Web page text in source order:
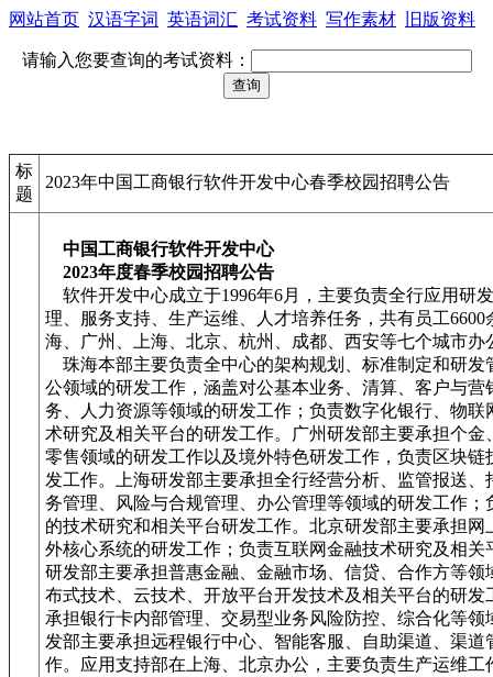
网站首页 汉语字词 英语词汇 考试资料 写作素材 旧版资料
请输入您要查询的考试资料：
标
题
2023年中国工商银行软件开发中心春季校园招聘公告
中国工商银行软件开发中心
2023年度春季校园招聘公告
软件开发中心成立于1996年6月，主要负责全行应用研
理、服务支持、生产运维、人才培养任务，共有员工6600
海、广州、上海、北京、杭州、成都、西安等七个城市办
珠海本部主要负责全中心的架构规划、标准制定和研发
公领域的研发工作，涵盖对公基本业务、清算、客户与营
务、人力资源等领域的研发工作；负责数字化银行、物联
术研究及相关平台的研发工作。广州研发部主要承担个金
零售领域的研发工作以及境外特色研发工作，负责区块链
发工作。上海研发部主要承担全行经营分析、监管报送、
务管理、风险与合规管理、办公管理等领域的研发工作；
的技术研究和相关平台研发工作。北京研发部主要承担网
外核心系统的研发工作；负责互联网金融技术研究及相关
研发部主要承担普惠金融、金融市场、信贷、合作方等领
布式技术、云技术、开放平台开发技术及相关平台的研发
承担银行卡内部管理、交易型业务风险防控、综合化等领
发部主要承担远程银行中心、智能客服、自助渠道、渠道
作。应用支持部在上海、北京办公，主要负责生产运维工